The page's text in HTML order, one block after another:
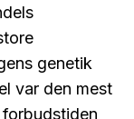
genetik
var den mest